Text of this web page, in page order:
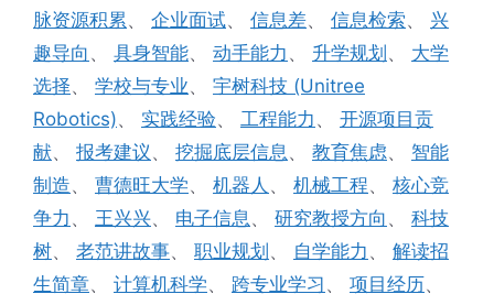
脉资源积累、 企业面试、 信息差、 信息检索、 兴
趣导向 、 具身智能、 动手能力 、 升学规划 、 大学
选择、 学校与专业、 宇树科技 (Unitree
Robotics)、 实践经验、 工程能力 、 开源项目贡
献、 报考建议 、 挖掘底层信息、 教育焦虑、 智能
制造、 曹德旺大学、 机器人 、 机械工程、 核心竞
争力 、 王兴兴、 电子信息、 研究教授方向 、 科技
树、 老范讲故事、 职业规划 、 自学能力 、 解读招
生简章、 计算机科学、 跨专业学习 、 项目经历、